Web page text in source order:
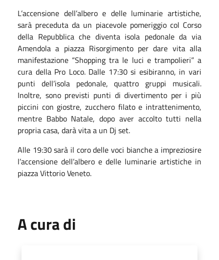
L’accensione dell’albero e delle luminarie artistiche,
sarà preceduta da un piacevole pomeriggio col Corso
della Repubblica che diventa isola pedonale da via
Amendola a piazza Risorgimento per dare vita alla
manifestazione “Shopping tra le luci e trampolieri” a
cura della Pro Loco. Dalle 17:30 si esibiranno, in vari
punti dell’isola pedonale, quattro gruppi musicali.
Inoltre, sono previsti punti di divertimento per i più
piccini con giostre, zucchero filato e intrattenimento,
mentre Babbo Natale, dopo aver accolto tutti nella
propria casa, darà vita a un Dj set.
Alle 19:30 sarà il coro delle voci bianche a impreziosire
l’accensione dell’albero e delle luminarie artistiche in
piazza Vittorio Veneto.
A cura di